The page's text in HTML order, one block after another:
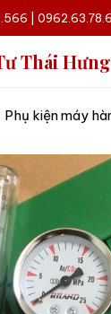
|
Thái Hưng
Phụ kiện máy